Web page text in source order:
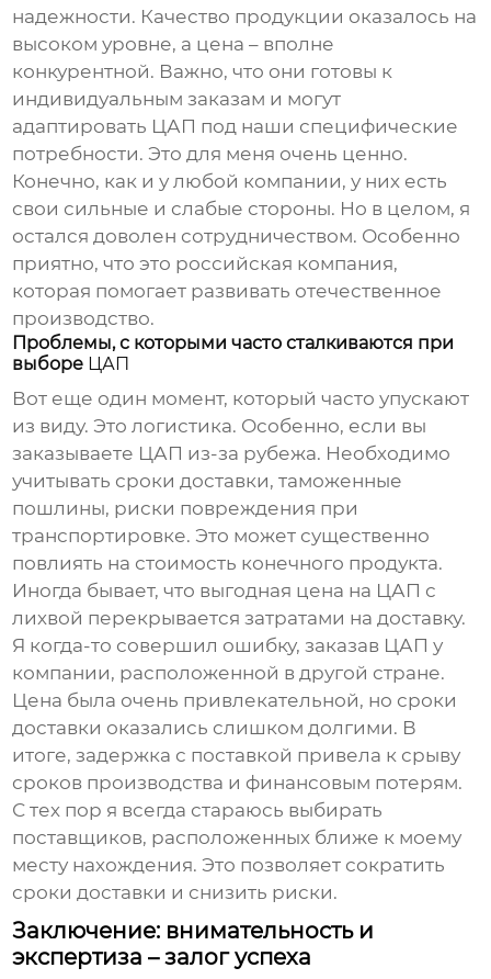
надежности. Качество продукции оказалось на
высоком уровне, а цена – вполне
конкурентной. Важно, что они готовы к
индивидуальным заказам и могут
адаптировать ЦАП под наши специфические
потребности. Это для меня очень ценно.
Конечно, как и у любой компании, у них есть
свои сильные и слабые стороны. Но в целом, я
остался доволен сотрудничеством. Особенно
приятно, что это российская компания,
которая помогает развивать отечественное
производство.
Проблемы, с которыми часто сталкиваются при
выборе ЦАП
Вот еще один момент, который часто упускают
из виду. Это логистика. Особенно, если вы
заказываете ЦАП из-за рубежа. Необходимо
учитывать сроки доставки, таможенные
пошлины, риски повреждения при
транспортировке. Это может существенно
повлиять на стоимость конечного продукта.
Иногда бывает, что выгодная цена на ЦАП с
лихвой перекрывается затратами на доставку.
Я когда-то совершил ошибку, заказав ЦАП у
компании, расположенной в другой стране.
Цена была очень привлекательной, но сроки
доставки оказались слишком долгими. В
итоге, задержка с поставкой привела к срыву
сроков производства и финансовым потерям.
С тех пор я всегда стараюсь выбирать
поставщиков, расположенных ближе к моему
месту нахождения. Это позволяет сократить
сроки доставки и снизить риски.
Заключение: внимательность и
экспертиза – залог успеха